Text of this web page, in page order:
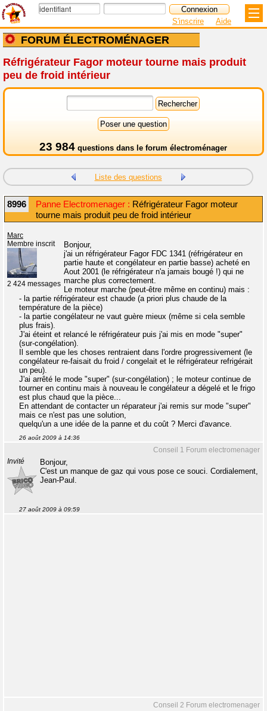
FORUM ÉLECTROMÉNAGER
S'inscrire Aide
Réfrigérateur Fagor moteur tourne mais produit
peu de froid intérieur
23 984 questions dans le forum électroménager
Liste des questions
8996 Panne Electromenager : Réfrigérateur Fagor moteur
tourne mais produit peu de froid intérieur
Marc
Membre inscrit
2 424 messages
Bonjour,
j'ai un réfrigérateur Fagor FDC 1341 (réfrigérateur en
partie haute et congélateur en partie basse) acheté en
Aout 2001 (le réfrigérateur n'a jamais bougé !) qui ne
marche plus correctement.
Le moteur marche (peut-être même en continu) mais :
- la partie réfrigérateur est chaude (a priori plus chaude de la
température de la pièce)
- la partie congélateur ne vaut guère mieux (même si cela semble
plus frais).
J'ai éteint et relancé le réfrigérateur puis j'ai mis en mode "super"
(sur-congélation).
Il semble que les choses rentraient dans l'ordre progressivement (le
congélateur re-faisait du froid / congelait et le réfrigérateur refrigérait
un peu).
J'ai arrêté le mode "super" (sur-congélation) ; le moteur continue de
tourner en continu mais à nouveau le congélateur a dégelé et le frigo
est plus chaud que la pièce...
En attendant de contacter un réparateur j'ai remis sur mode "super"
mais ce n'est pas une solution,
quelqu'un a une idée de la panne et du coût ? Merci d'avance.
26 août 2009 à 14:36
Conseil 1 Forum electromenager
Invité
Bonjour,
C'est un manque de gaz qui vous pose ce souci. Cordialement,
Jean-Paul.
27 août 2009 à 09:59
Conseil 2 Forum electromenager